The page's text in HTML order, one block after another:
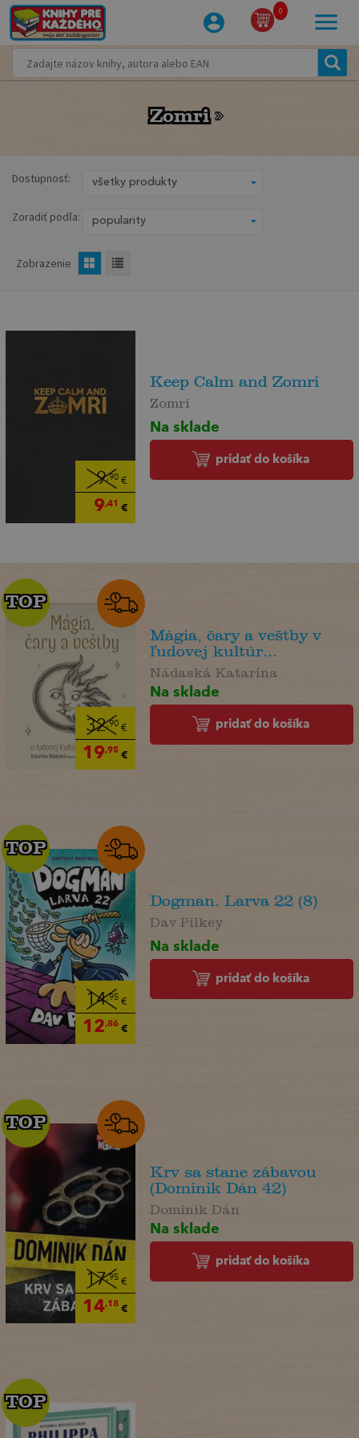
0
Zomri
Zomri
Dostupnosť:
Zoradiť podľa:
Zobrazenie
9,90€
9,41 €
Keep Calm and Zomri
Zomri
Na sklade
pridať do košíka
32,90€
19,95€
TOP
TOP
Mágia, čary a veštby v
ľudovej kultúr...
Nádaská Katarína
Na sklade
pridať do košíka
14,95€
12,86€
TOP
TOP
Dogman. Larva 22 (8)
Dav Pilkey
Na sklade
pridať do košíka
17,95€
14,18€
TOP
TOP
Krv sa stane zábavou
(Dominik Dán 42)
Dominik Dán
Na sklade
pridať do košíka
TOP
TOP